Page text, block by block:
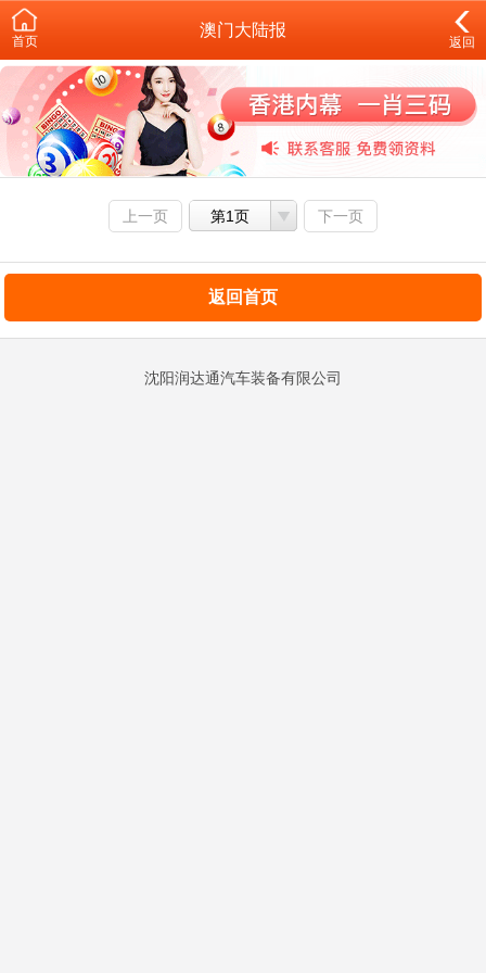
首页
澳门大陆报
返回
上一页 第1页 下一页
返回首页
沈阳润达通汽车装备有限公司